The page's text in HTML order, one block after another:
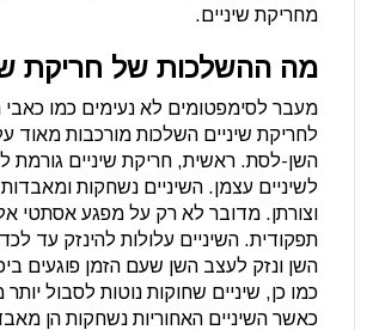
מחריקת שיניים.
מה ההשלכות של חריקת
מעבר לסימפטומים לא נעימים כמו כאבי
לחריקת שיניים השלכות מורכבות מאוד
השן-לסת. ראשית, חריקת שיניים גורמת
לשיניים עצמן. השיניים נשחקות ומאבדות
וצורתן. מדובר לא רק על מפגע אסתטי
תפקודית. השיניים עלולות להינזק עד
השן ונזק לעצב השן שעם הזמן פוגעים
כמו כן, שיניים שחוקות נוטות לסבול
כאשר השיניים האחוריות נשחקות הן